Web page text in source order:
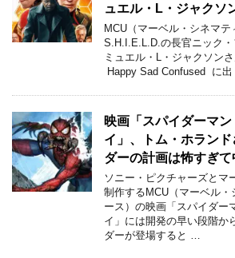
ュエル・L・ジャクソ
MCU（マーベル・シネマ
S.H.I.E.L.D.の長官ニック
ミュエル・L・ジャクソン
Happy Sad Confused に出
映画「スパイダーマ
イ」、トム・ホラン
ダーの計画は怖すぎ
ソニー・ピクチャーズとマ
制作するMCU（マーベル
ース）の映画「スパイダー
イ」には開発の早い段階か
ダーが登場すると …